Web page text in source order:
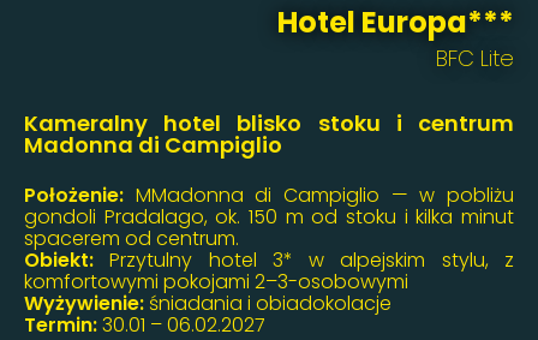
Hotel Europa***
BFC Lite
Kameralny hotel blisko stoku i centrum
Madonna di Campiglio
Położenie: MMadonna di Campiglio — w pobliżu
gondoli Pradalago, ok. 150 m od stoku i kilka minut
spacerem od centrum.
Obiekt: Przytulny hotel 3* w alpejskim stylu, z
komfortowymi pokojami 2–3-osobowymi
Wyżywienie: śniadania i obiadokolacje
Termin:30.01 – 06.02.2027